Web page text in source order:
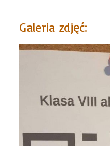
Galeria zdjęć: